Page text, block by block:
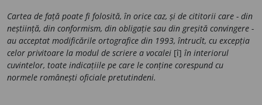
Cartea de față poate fi folosită, în orice caz, și de cititorii care - din
neștiință, din conformism, din obligație sau din greșită convingere -
au acceptat modificările ortografice din 1993, întrucît, cu excepția
celor privitoare la modul de scriere a vocalei [î] în interiorul
cuvintelor, toate indicațiile pe care le conține corespund cu
normele românești oficiale pretutindeni.